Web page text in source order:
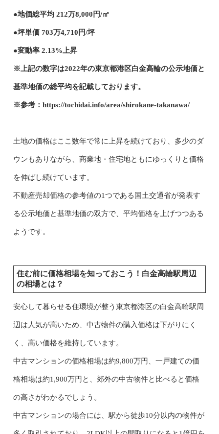
●地価総平均 212万8,000円/㎡
●坪単価 703万4,710円/坪
●変動率 2.13%上昇
※上記の数字は2022年の東京都港区白金高輪の公示地価と
基準地価の総平均を記載しております。
※参考：https://tochidai.info/area/shirokane-takanawa/
土地の価格はここ数年で常に上昇を続けており、多少のダ
ウンもありながら、商業地・住宅地ともにゆっくりと価格
を伸ばし続けています。
不動産売却価格の参考値の1つである国土交通省が発表す
る公示地価と基準地価の双方で、平均価格を上げつつある
ようです。
住む前に価格相場を知っておこう！白金高輪駅周辺
の相場とは？
安心して暮らせる住環境が整う東京都港区の白金高輪駅周
辺は人気が高いため、中古物件の購入価格は下がりにく
く、高い価格を維持しています。
中古マンションの価格相場は約9,800万円、一戸建ての価
格相場は約1,900万円と、郊外の中古物件と比べると価格
の高さがわかるでしょう。
中古マンションの場合には、駅から徒歩10分以内の物件が